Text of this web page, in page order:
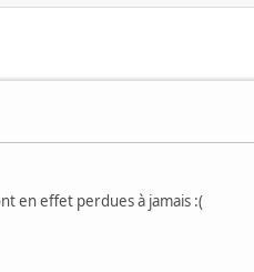
en effet perdues à jamais :(